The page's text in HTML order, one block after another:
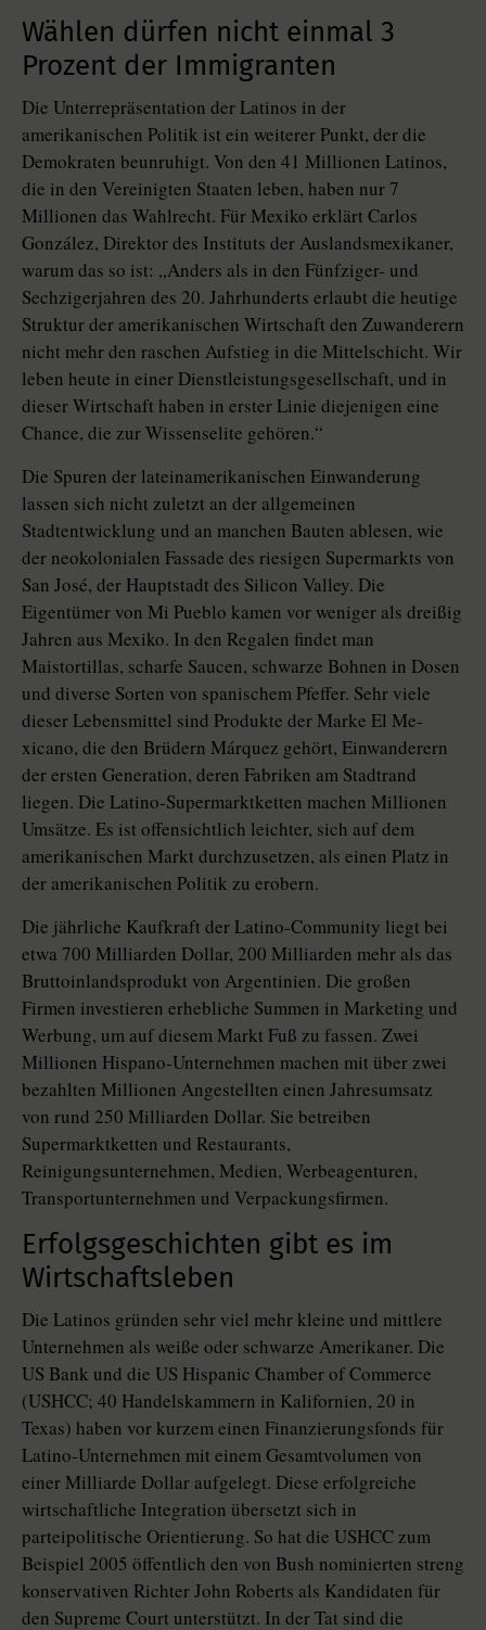
Wählen dürfen nicht einmal 3
Prozent der Immigranten
Die Unterrepräsentation der Latinos in der
amerikanischen Politik ist ein weiterer Punkt, der die
Demokraten beunruhigt. Von den 41 Millionen Latinos,
die in den Vereinigten Staaten leben, haben nur 7
Millionen das Wahlrecht. Für Mexiko erklärt Carlos
González, Direktor des Instituts der Auslandsmexikaner,
warum das so ist: „Anders als in den Fünfziger- und
Sechzigerjahren des 20. Jahrhunderts erlaubt die heutige
Struktur der amerikanischen Wirtschaft den Zuwanderern
nicht mehr den raschen Aufstieg in die Mittelschicht. Wir
leben heute in einer Dienstleistungsgesellschaft, und in
dieser Wirtschaft haben in erster Linie diejenigen eine
Chance, die zur Wissenselite gehören.“
Die Spuren der lateinamerikanischen Einwanderung
lassen sich nicht zuletzt an der allgemeinen
Stadtentwicklung und an manchen Bauten ablesen, wie
der neokolonialen Fassade des riesigen Supermarkts von
San José, der Hauptstadt des Silicon Valley. Die
Eigentümer von Mi Pueblo kamen vor weniger als dreißig
Jahren aus Mexiko. In den Regalen findet man
Maistortillas, scharfe Saucen, schwarze Bohnen in Dosen
und diverse Sorten von spanischem Pfeffer. Sehr viele
dieser Lebensmittel sind Produkte der Marke El Me-
xicano, die den Brüdern Márquez gehört, Einwanderern
der ersten Generation, deren Fabriken am Stadtrand
liegen. Die Latino-Supermarktketten machen Millionen
Umsätze. Es ist offensichtlich leichter, sich auf dem
amerikanischen Markt durchzusetzen, als einen Platz in
der amerikanischen Politik zu erobern.
Die jährliche Kaufkraft der Latino-Community liegt bei
etwa 700 Milliarden Dollar, 200 Milliarden mehr als das
Bruttoinlandsprodukt von Argentinien. Die großen
Firmen investieren erhebliche Summen in Marketing und
Werbung, um auf diesem Markt Fuß zu fassen. Zwei
Millionen Hispano-Unternehmen machen mit über zwei
bezahlten Millionen Angestellten einen Jahresumsatz
von rund 250 Milliarden Dollar. Sie betreiben
Supermarktketten und Restaurants,
Reinigungsunternehmen, Medien, Werbeagenturen,
Transportunternehmen und Verpackungsfirmen.
Erfolgsgeschichten gibt es im
Wirtschaftsleben
Die Latinos gründen sehr viel mehr kleine und mittlere
Unternehmen als weiße oder schwarze Amerikaner. Die
US Bank und die US Hispanic Chamber of Commerce
(USHCC; 40 Handelskammern in Kalifornien, 20 in
Texas) haben vor kurzem einen Finanzierungsfonds für
Latino-Unternehmen mit einem Gesamtvolumen von
einer Milliarde Dollar aufgelegt. Diese erfolgreiche
wirtschaftliche Integration übersetzt sich in
parteipolitische Orientierung. So hat die USHCC zum
Beispiel 2005 öffentlich den von Bush nominierten streng
konservativen Richter John Roberts als Kandidaten für
den Supreme Court unterstützt. In der Tat sind die